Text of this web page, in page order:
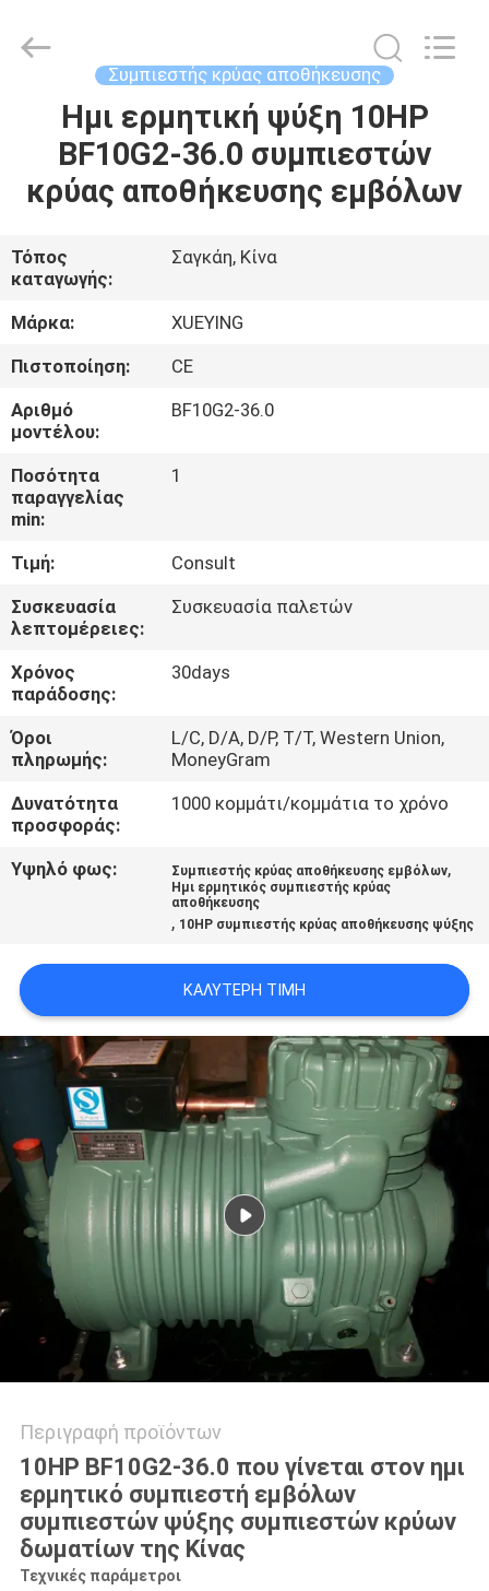
ΣΠΊΤΙ
ΠΡΟΪΌΝΤΑ
ΕΜΦΆΝΙΣΗ
VR
ΠΕΡΊΠΟΥ
ΕΜΕΊΣ
ΓΎΡΟΣ
ΕΡΓΟΣΤΑΣΊΩΝ
ΠΟΙΟΤΙΚΌΣ
ΈΛΕΓΧΟΣ
ΜΑΣ
ΕΛΆΤΕ
ΣΕ
ΕΠΑΦΉ
ΜΕ
ΑΠΌΣΠΑΣΜΑ
SITEMAP
ΠΟΛΙΤΙΚΉ
ΑΠΟΡΡΉΤΟΥ
Συμπιεστής κρύας αποθήκευσης
Ημι ερμητική ψύξη 10HP
BF10G2-36.0 συμπιεστών
κρύας αποθήκευσης εμβόλων
Τόπος
καταγωγής:
Σαγκάη, Κίνα
Μάρκα:
XUEYING
Πιστοποίηση:
CE
Αριθμό
μοντέλου:
BF10G2-36.0
Ποσότητα
παραγγελίας
min:
1
Τιμή:
Consult
Συσκευασία
λεπτομέρειες:
Συσκευασία παλετών
Χρόνος
παράδοσης:
30days
Όροι
πληρωμής:
L/C, D/A, D/P, T/T, Western Union,
MoneyGram
Δυνατότητα
προσφοράς:
1000 κομμάτι/κομμάτια το χρόνο
Υψηλό φως: Συμπιεστής κρύας αποθήκευσης εμβόλων,
Ημι ερμητικός συμπιεστής κρύας
αποθήκευσης
, 10HP συμπιεστής κρύας αποθήκευσης ψύξης
ΚΑΛΎΤΕΡΗ ΤΙΜΉ
Περιγραφή προϊόντων
10HP BF10G2-36.0 που γίνεται στον ημι
ερμητικό συμπιεστή εμβόλων
συμπιεστών ψύξης συμπιεστών κρύων
δωματίων της Κίνας
Τεχνικές παράμετροι